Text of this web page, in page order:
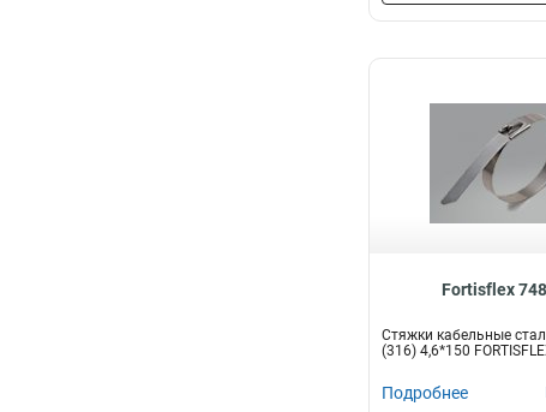
Fortisflex
Стяжки кабельные
(316) 4,6*150
Подробнее